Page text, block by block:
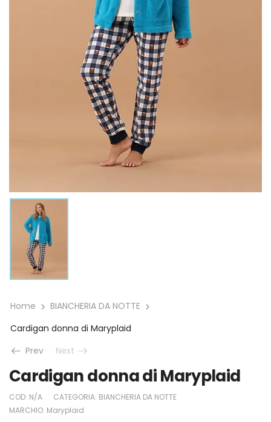
Home
BIANCHERIA DA NOTTE
Cardigan donna di Maryplaid
Prev
Next
Cardigan donna di Maryplaid
COD: N/A CATEGORIA: BIANCHERIA DA NOTTE
MARCHIO: Maryplaid